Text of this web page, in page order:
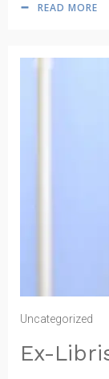
READ MORE
Uncategorized
Ex-